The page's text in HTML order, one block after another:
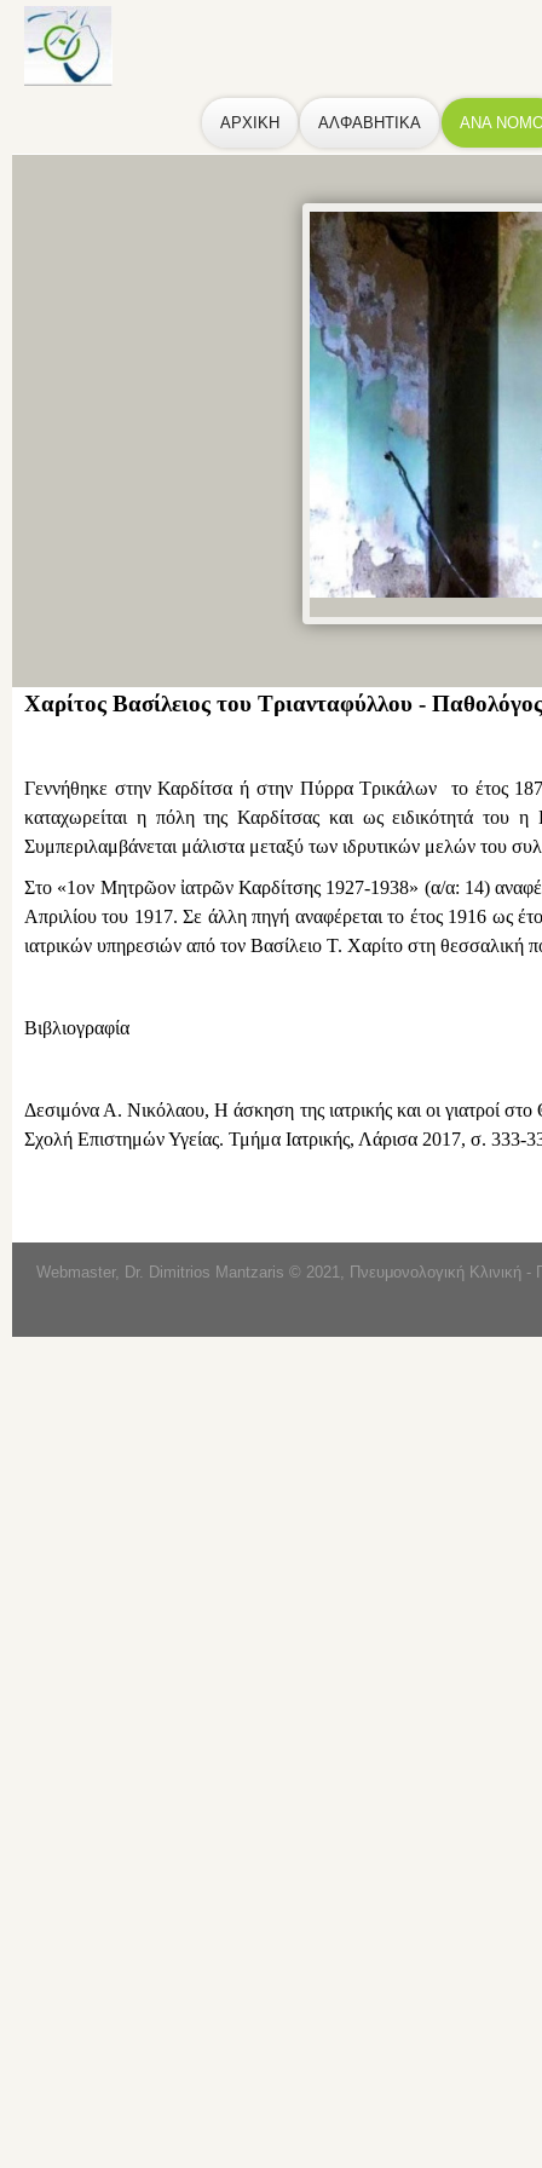
ΑΡΧΙΚΗ ΑΛΦΑΒΗΤΙΚΑ ΑΝΑ
Χαρίτος Βασίλειος του Τριανταφύλλου - Παθολόγος
Γεννήθηκε στην Καρδίτσα ή στην Πύρρα Τρικάλων το έτος
καταχωρείται η πόλη της Καρδίτσας και ως ειδικότητά του
Συμπεριλαμβάνεται μάλιστα μεταξύ των ιδρυτικών μελών του
Στο «1ον Μητρῶον ἰατρῶν Καρδίτσης 1927-1938» (α/α: 14)
Απριλίου του 1917. Σε άλλη πηγή αναφέρεται το έτος 1916 ως
ιατρικών υπηρεσιών από τον Βασίλειο Τ. Χαρίτο στη θεσσαλική
Βιβλιογραφία
Δεσιμόνα Α. Νικόλαου, Η άσκηση της ιατρικής και οι γιατροί
Σχολή Επιστημών Υγείας. Τμήμα Ιατρικής, Λάρισα 2017, σ. 333-
Webmaster, Dr. Dimitrios Mantzaris © 2021, Πνευμονολογική Κλινική -